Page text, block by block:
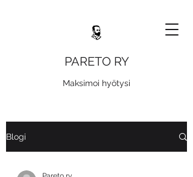
PARETO RY
Maksimoi hyötysi
Blogi